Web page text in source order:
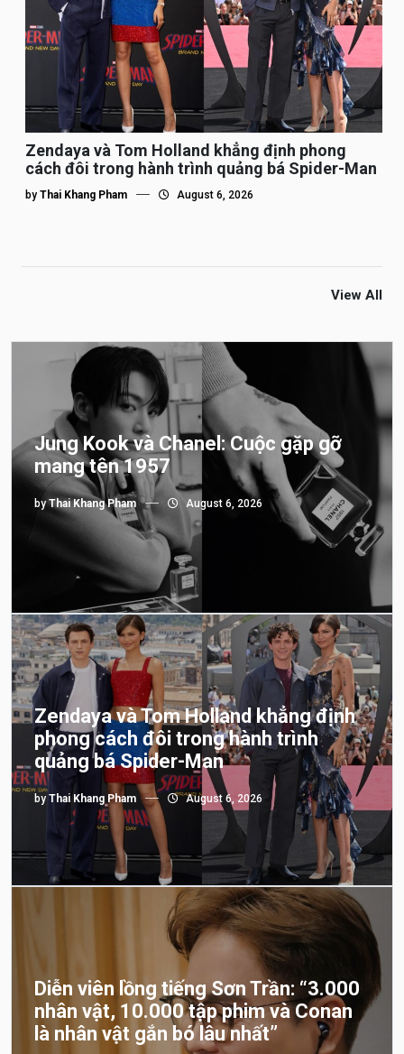
Zendaya và Tom Holland khẳng định phong
cách đôi trong hành trình quảng bá Spider-Man
by Thai Khang Pham August 6, 2026
View All
Jung Kook và Chanel: Cuộc gặp gỡ
mang tên 1957
byThai Khang Pham August 6, 2026
Zendaya và Tom Holland khẳng định
phong cách đôi trong hành trình
quảng bá Spider-Man
by Thai Khang Pham August 6, 2026
Diễn viên lồng tiếng Sơn Trần: “3.000
nhân vật, 10.000 tập phim và Conan
là nhân vật gắn bó lâu nhất”